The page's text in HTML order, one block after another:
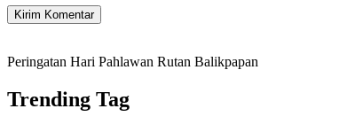
Peringatan Hari Pahlawan Rutan Balikpapan
Trending Tag